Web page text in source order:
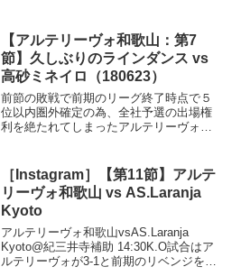
応援させて貰っていたチームで懐かしい
顔ぶれが集まっただ...
【アルテリーヴォ和歌山：第7
節】久しぶりのラインダンス vs
高砂ミネイロ（180623）
前節の敗戦で前期のリーグ終了時点で５
位以内圏外確定の為、全社予選の出場権
利を絶たれてしまったアルテリーヴォ和
につなげることです。気持ち新たに迎え
た前期最後の第７節をホ...
［Instagram］【第11節】アルテ
リーヴォ和歌山 vs AS.Laranja
Kyoto
アルテリーヴォ和歌山vsAS.Laranja
Kyoto@紀三井寺補助 14:30K.O試合はア
ルテリーヴォが3-1と前期のリベンジを果